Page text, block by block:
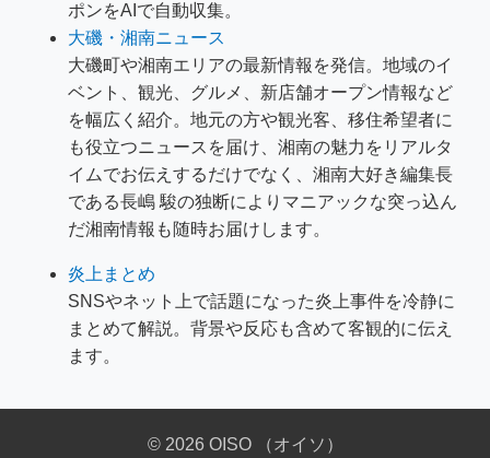
ポンをAIで自動収集。
大磯・湘南ニュース
大磯町や湘南エリアの最新情報を発信。地域のイ
ベント、観光、グルメ、新店舗オープン情報など
を幅広く紹介。地元の方や観光客、移住希望者に
も役立つニュースを届け、湘南の魅力をリアルタ
イムでお伝えするだけでなく、湘南大好き編集長
である長嶋 駿の独断によりマニアックな突っ込ん
だ湘南情報も随時お届けします。
炎上まとめ
SNSやネット上で話題になった炎上事件を冷静に
まとめて解説。背景や反応も含めて客観的に伝え
ます。
© 2026 OISO （オイソ）